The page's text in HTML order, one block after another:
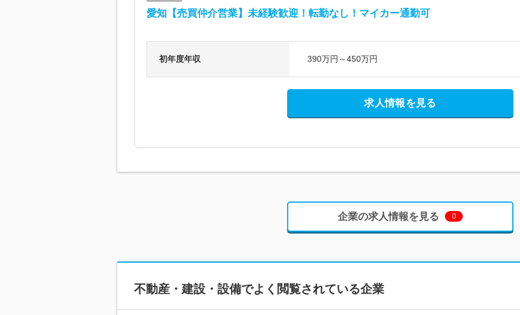
愛知【売買仲介営業】未経験歓迎！転勤なし！マイカー通勤可
初年度年収 390万円～450万円
求人情報を見る
企業の求人情報を見る 0
不動産・建設・設備でよく閲覧されている企業